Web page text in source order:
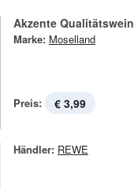
Akzente Qualitätswein
Marke: Moselland
Preis: € 3,99
Händler: REWE